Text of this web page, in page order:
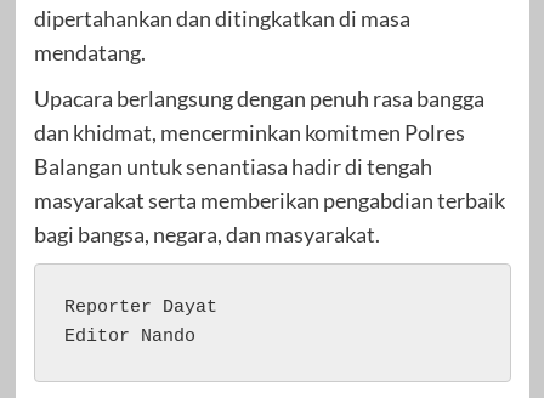
dipertahankan dan ditingkatkan di masa
mendatang.
Upacara berlangsung dengan penuh rasa bangga
dan khidmat, mencerminkan komitmen Polres
Balangan untuk senantiasa hadir di tengah
masyarakat serta memberikan pengabdian terbaik
bagi bangsa, negara, dan masyarakat.
Reporter Dayat
Editor Nando